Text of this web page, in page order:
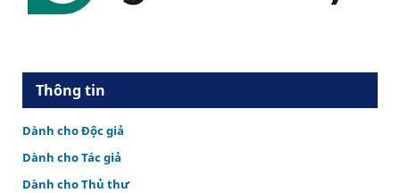
Thông tin
Dành cho Độc giả
Dành cho Tác giả
Dành cho Thủ thư